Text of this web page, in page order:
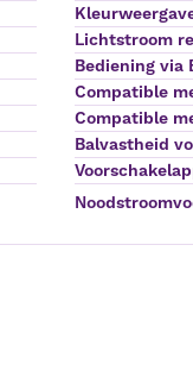
Lichtstroom
Bediening via
Compatible
Compatible
Balvastheid